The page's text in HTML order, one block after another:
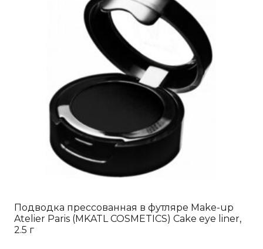
Подводка прессованная в футляре Make-up
Atelier Paris (MKATL COSMETICS) Cake eye liner,
2.5 г